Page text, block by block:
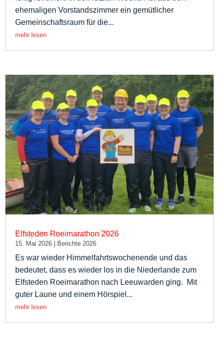
ehemaligen Vorstandszimmer ein gemütlicher
Gemeinschaftsraum für die...
mehr lesen
Elfsteden Roeimarathon 2026
15. Mai 2026 Berichte 2026
Es war wieder Himmelfahrtswochenende und das
bedeutet, dass es wieder los in die Niederlande zum
Elfsteden Roeimarathon nach Leeuwarden ging. Mit
guter Laune und einem Hörspiel...
mehr lesen